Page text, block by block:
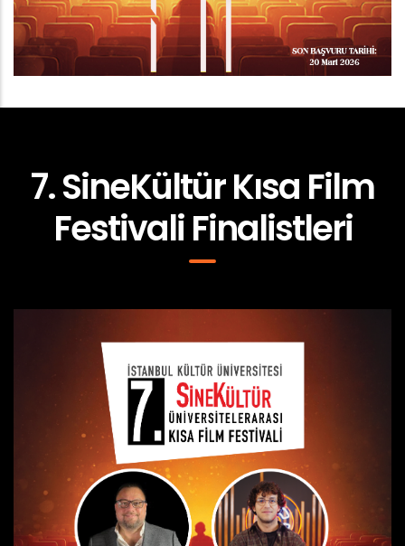
7. SineKültür Kısa Film
Festivali Finalistleri